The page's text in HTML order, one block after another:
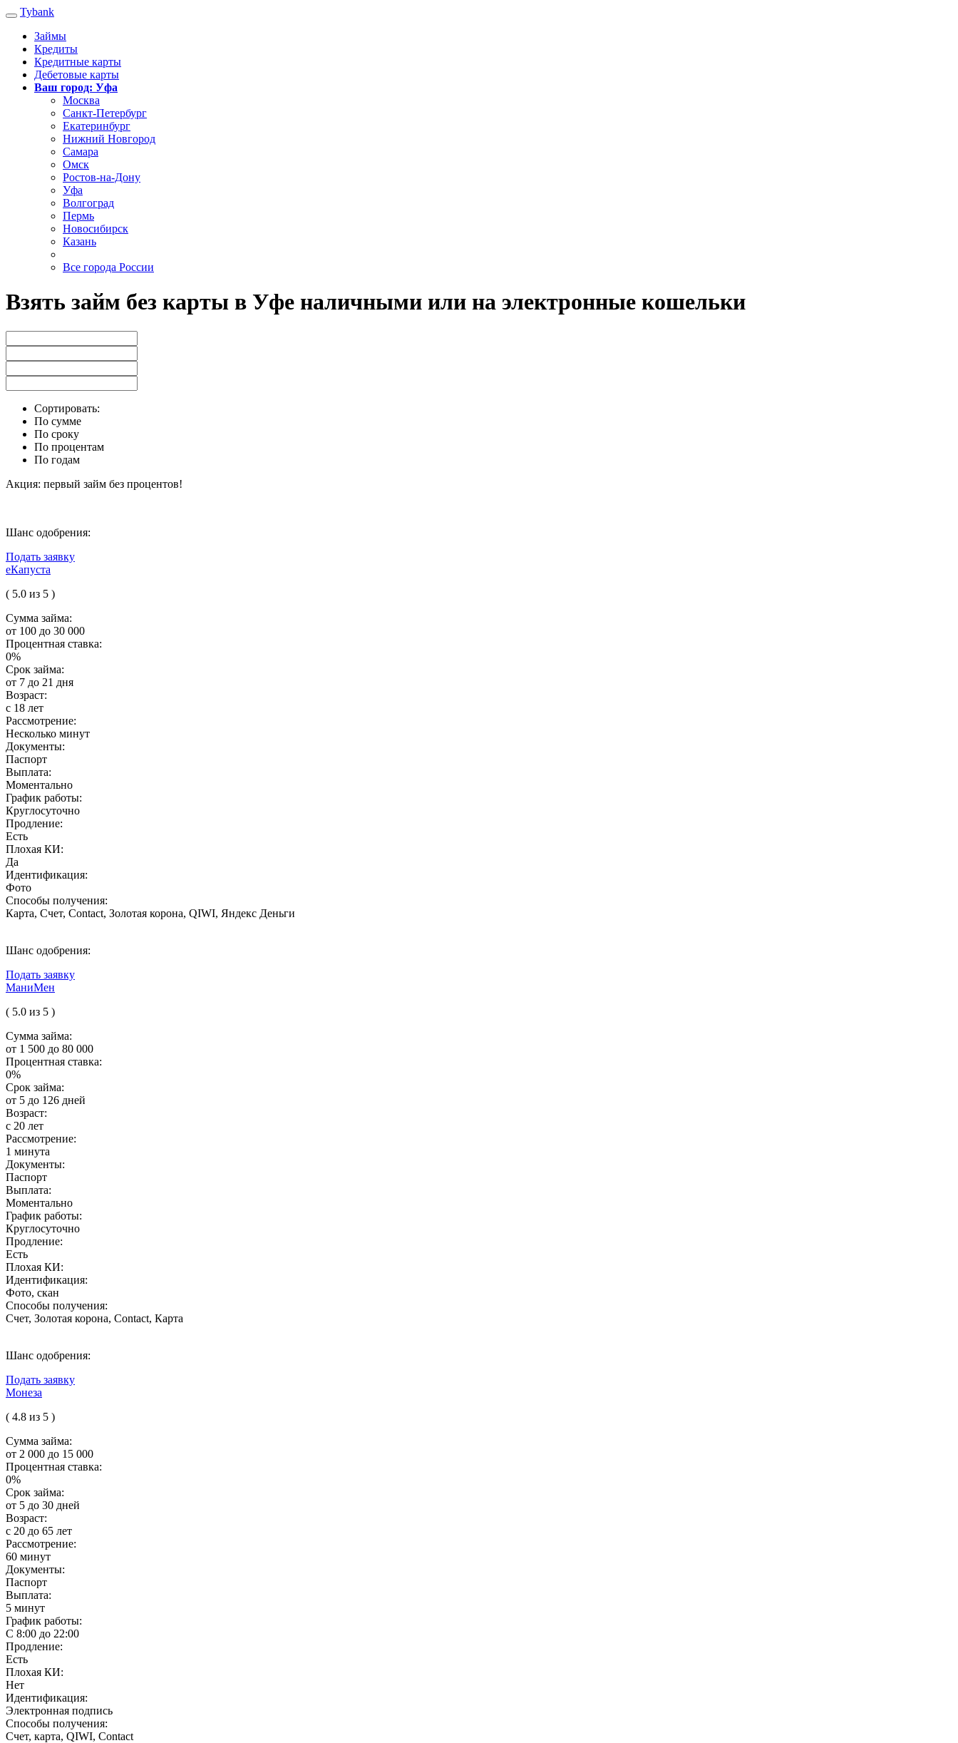
Tybank
Займы
Кредиты
Кредитные карты
Дебетовые карты
Ваш город: Уфа
Москва
Санкт-Петербург
Екатеринбург
Нижний Новгород
Самара
Омск
Ростов-на-Дону
Уфа
Волгоград
Пермь
Новосибирск
Казань
Все города России
Взять займ без карты в Уфе наличными или на электронные кошельки
Сортировать:
По сумме
По сроку
По процентам
По годам
Акция: первый займ без процентов!
Шанс одобрения:
Подать заявку
еКапуста
( 5.0 из 5 )
Сумма займа:
от 100 до 30 000
Процентная ставка:
0%
Срок займа:
от 7 до 21 дня
Возраст:
с 18 лет
Рассмотрение:
Несколько минут
Документы:
Паспорт
Выплата:
Моментально
График работы:
Круглосуточно
Продление:
Есть
Плохая КИ:
Да
Идентификация:
Фото
Способы получения:
Карта, Счет, Contact, Золотая корона, QIWI, Яндекс Деньги
Шанс одобрения:
Подать заявку
МаниМен
( 5.0 из 5 )
Сумма займа:
от 1 500 до 80 000
Процентная ставка:
0%
Срок займа:
от 5 до 126 дней
Возраст:
с 20 лет
Рассмотрение:
1 минута
Документы:
Паспорт
Выплата:
Моментально
График работы:
Круглосуточно
Продление:
Есть
Плохая КИ:
Идентификация:
Фото, скан
Способы получения:
Счет, Золотая корона, Contact, Карта
Шанс одобрения:
Подать заявку
Монеза
( 4.8 из 5 )
Сумма займа:
от 2 000 до 15 000
Процентная ставка:
0%
Срок займа:
от 5 до 30 дней
Возраст:
с 20 до 65 лет
Рассмотрение:
60 минут
Документы:
Паспорт
Выплата:
5 минут
График работы:
С 8:00 до 22:00
Продление:
Есть
Плохая КИ:
Нет
Идентификация:
Электронная подпись
Способы получения:
Счет, карта, QIWI, Contact